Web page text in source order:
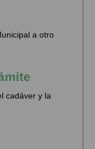
a otro
cadáver y la